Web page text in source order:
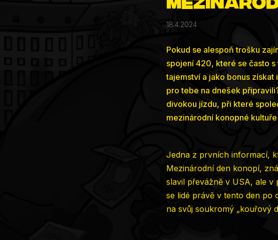
18.4.2024
Pokud se alespoň trošku
spojení 420, které se často
tajemství a jako bonus získat
pro tebe na dnešek
divokou jízdu, při které
mezinárodní konopné
Jedna z prvních informací,
Mezinárodní den konopí,
slavil převážně v USA, ale v
se lidé právě v tento den po
na svůj soukromý „kouřový